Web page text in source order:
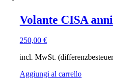
Volante CISA
250,00 €
incl. MwSt.
Aggiungi al carrello